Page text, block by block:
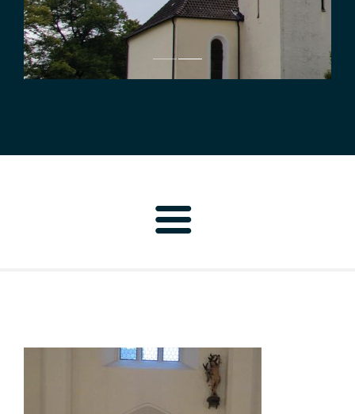
Personen
Pfarrei Neustadt